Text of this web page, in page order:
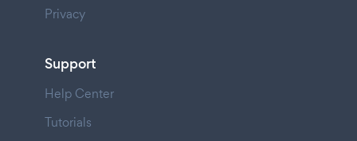
Privacy
Support
Help Center
Tutorials